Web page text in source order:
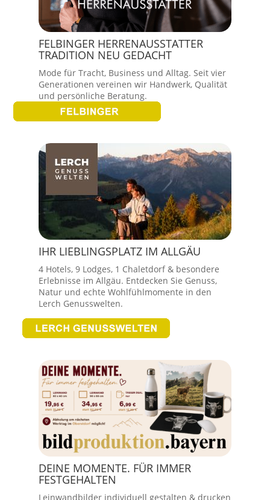
FELBINGER HERRENAUSSTATTER
TRADITION NEU GEDACHT
Mode für Tracht, Business und Alltag. Seit vier
Generationen vereinen wir Handwerk, Qualität
und persönliche Beratung.
IHR LIEBLINGSPLATZ IM ALLGÄU
4 Hotels, 9 Lodges, 1 Chaletdorf & besondere
Erlebnisse im Allgäu. Entdecken Sie Genuss,
Natur und echte Wohlfühlmomente in den
Lerch Genusswelten.
DEINE MOMENTE. FÜR IMMER
FESTGEHALTEN
Leinwandbilder individuell gestalten & drucken